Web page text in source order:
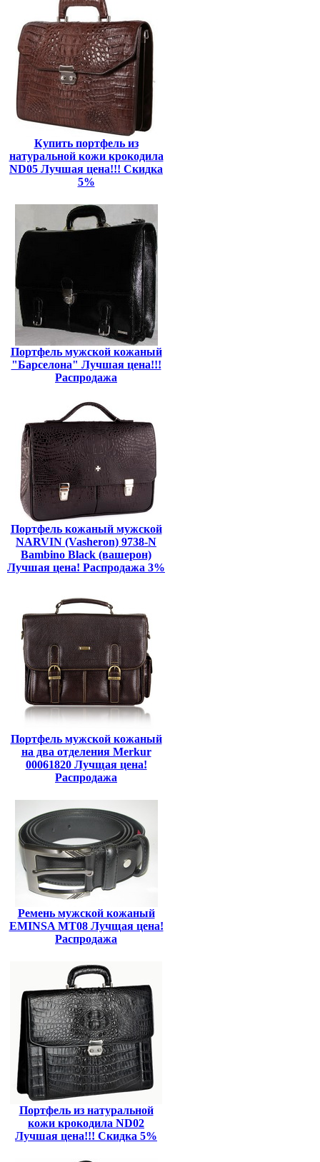
Купить портфель из
натуральной кожи крокодила
ND05 Лучшая цена!!! Скидка
5%
Портфель мужской кожаный
"Барселона" Лучшая цена!!!
Распродажа
Портфель кожаный мужской
NARVIN (Vasheron) 9738-N
Bambino Black (вашерон)
Лучшая цена! Распродажа 3%
Портфель мужской кожаный
на два отделения Merkur
00061820 Лучщая цена!
Распродажа
Ремень мужской кожаный
EMINSA MT08 Лучщая цена!
Распродажа
Портфель из натуральной
кожи крокодила ND02
Лучшая цена!!! Скидка 5%